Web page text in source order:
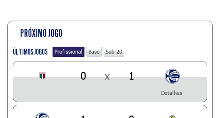
PRÓXIMO JOGO
ÚLTIMOS JOGOS Profissional Base Sub-20
0 x 1
Detalhes